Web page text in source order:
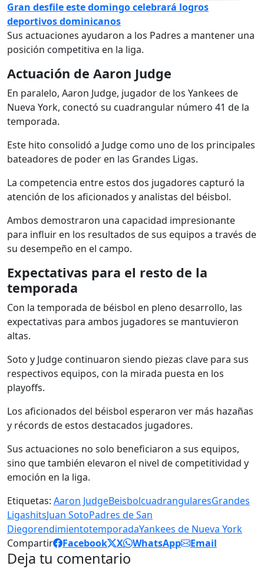
Gran desfile este domingo celebrará logros
deportivos dominicanos
Sus actuaciones ayudaron a los Padres a mantener una
posición competitiva en la liga.
Actuación de Aaron Judge
En paralelo, Aaron Judge, jugador de los Yankees de
Nueva York, conectó su cuadrangular número 41 de la
temporada.
Este hito consolidó a Judge como uno de los principales
bateadores de poder en las Grandes Ligas.
La competencia entre estos dos jugadores capturó la
atención de los aficionados y analistas del béisbol.
Ambos demostraron una capacidad impresionante
para influir en los resultados de sus equipos a través de
su desempeño en el campo.
Expectativas para el resto de la
temporada
Con la temporada de béisbol en pleno desarrollo, las
expectativas para ambos jugadores se mantuvieron
altas.
Soto y Judge continuaron siendo piezas clave para sus
respectivos equipos, con la mirada puesta en los
playoffs.
Los aficionados del béisbol esperaron ver más hazañas
y récords de estos destacados jugadores.
Sus actuaciones no solo beneficiaron a sus equipos,
sino que también elevaron el nivel de competitividad y
emoción en la liga.
Etiquetas: Aaron JudgeBeisbolcuadrangularesGrandes
LigashitsJuan SotoPadres de San
DiegorendimientotemporadaYankees de Nueva York
Compartir
Facebook X WhatsApp Email
Deja tu comentario